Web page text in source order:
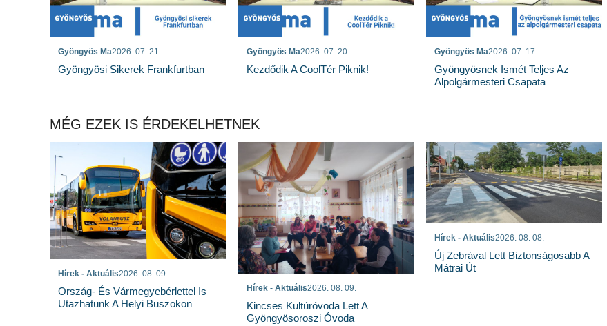
Gyöngyös Ma2026. 07. 21.
Gyöngyösi Sikerek Frankfurtban
Gyöngyös Ma2026. 07. 20.
Kezdődik A CoolTér Piknik!
Gyöngyös Ma2026. 07. 17.
Gyöngyösnek Ismét Teljes Az
Alpolgármesteri Csapata
MÉG EZEK IS ÉRDEKELHETNEK
Hírek - Aktuális2026. 08. 09.
Ország- És Vármegyebérlettel Is
Utazhatunk A Helyi Buszokon
Hírek - Aktuális2026. 08. 09.
Kincses Kultúróvoda Lett A
Gyöngyösoroszi Óvoda
Hírek - Aktuális2026. 08. 08.
Új Zebrával Lett Biztonságosabb A
Mátrai Út